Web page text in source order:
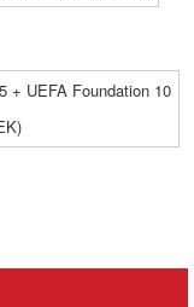
+ UEFA Foundation 10